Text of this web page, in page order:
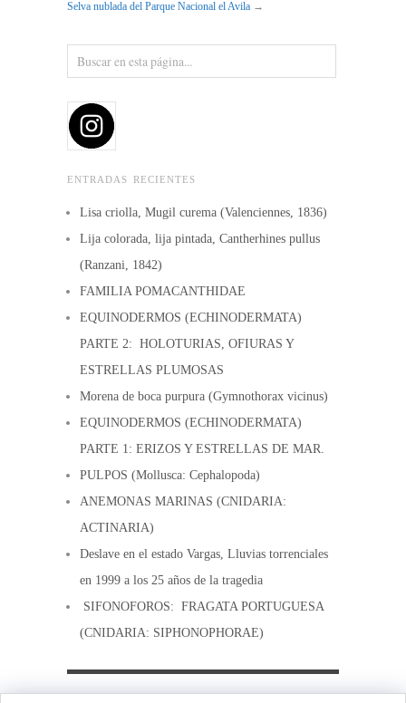
Selva nublada del Parque Nacional el Avila →
ENTRADAS RECIENTES
Lisa criolla, Mugil curema (Valenciennes, 1836)
Lija colorada, lija pintada, Cantherhines pullus
(Ranzani, 1842)
FAMILIA POMACANTHIDAE
EQUINODERMOS (ECHINODERMATA)
PARTE 2: HOLOTURIAS, OFIURAS Y
ESTRELLAS PLUMOSAS
Morena de boca purpura (Gymnothorax vicinus)
EQUINODERMOS (ECHINODERMATA)
PARTE 1: ERIZOS Y ESTRELLAS DE MAR.
PULPOS (Mollusca: Cephalopoda)
ANEMONAS MARINAS (CNIDARIA:
ACTINARIA)
Deslave en el estado Vargas, Lluvias torrenciales
en 1999 a los 25 años de la tragedia
SIFONOFOROS: FRAGATA PORTUGUESA
(CNIDARIA: SIPHONOPHORAE)